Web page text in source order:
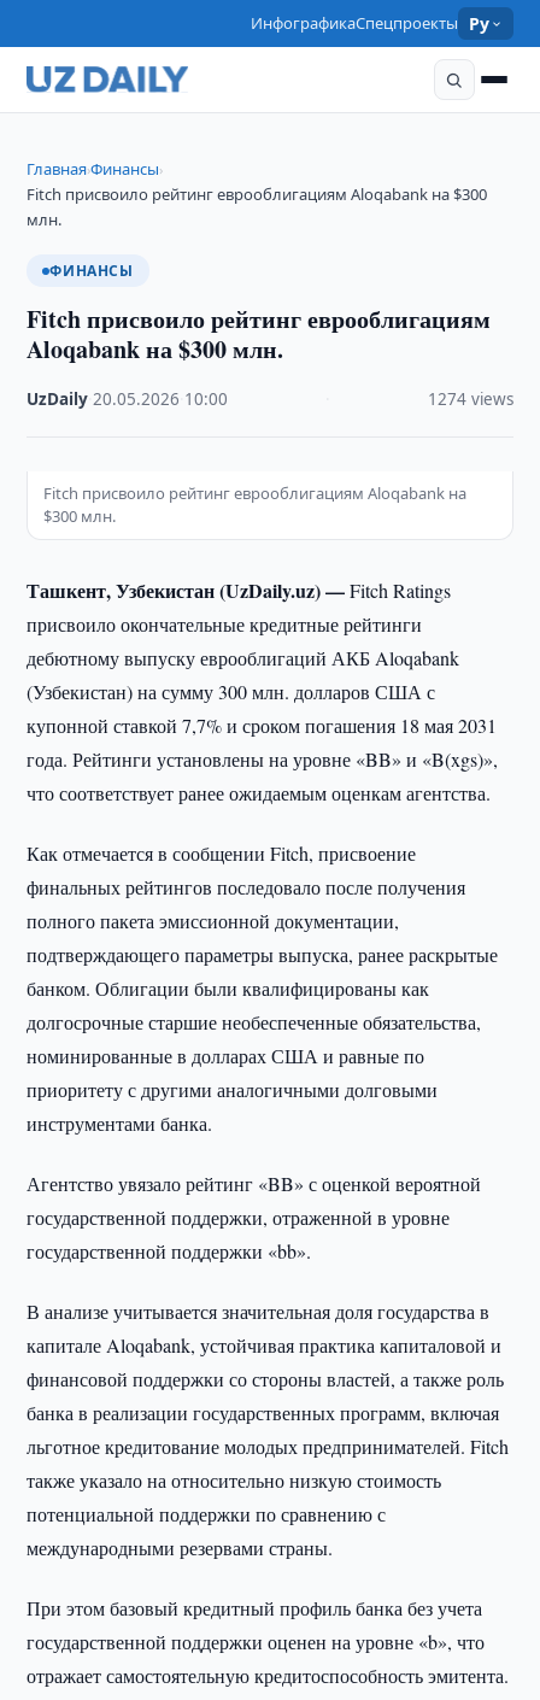
ИнфографикаСпецпроекты Ру
Главная›Финансы›
Fitch присвоило рейтинг еврооблигациям Aloqabank на $300
млн.
ФИНАНСЫ
Fitch присвоило рейтинг еврооблигациям
Aloqabank на $300 млн.
UzDaily ·20.05.2026 10:00 1274 views
Fitch присвоило рейтинг еврооблигациям Aloqabank на
$300 млн.
Ташкент, Узбекистан (UzDaily.uz) —Fitch Ratings
присвоило окончательные кредитные рейтинги
дебютному выпуску еврооблигаций АКБ Aloqabank
(Узбекистан) на сумму 300 млн. долларов США с
купонной ставкой 7,7% и сроком погашения 18 мая 2031
года. Рейтинги установлены на уровне «BB» и «B(xgs)»,
что соответствует ранее ожидаемым оценкам агентства.
Как отмечается в сообщении Fitch, присвоение
финальных рейтингов последовало после получения
полного пакета эмиссионной документации,
подтверждающего параметры выпуска, ранее раскрытые
банком. Облигации были квалифицированы как
долгосрочные старшие необеспеченные обязательства,
номинированные в долларах США и равные по
приоритету с другими аналогичными долговыми
инструментами банка.
Агентство увязало рейтинг «BB» с оценкой вероятной
государственной поддержки, отраженной в уровне
государственной поддержки «bb».
В анализе учитывается значительная доля государства в
капитале Aloqabank, устойчивая практика капиталовой и
финансовой поддержки со стороны властей, а также роль
банка в реализации государственных программ, включая
льготное кредитование молодых предпринимателей. Fitch
также указало на относительно низкую стоимость
потенциальной поддержки по сравнению с
международными резервами страны.
При этом базовый кредитный профиль банка без учета
государственной поддержки оценен на уровне «b», что
отражает самостоятельную кредитоспособность эмитента.